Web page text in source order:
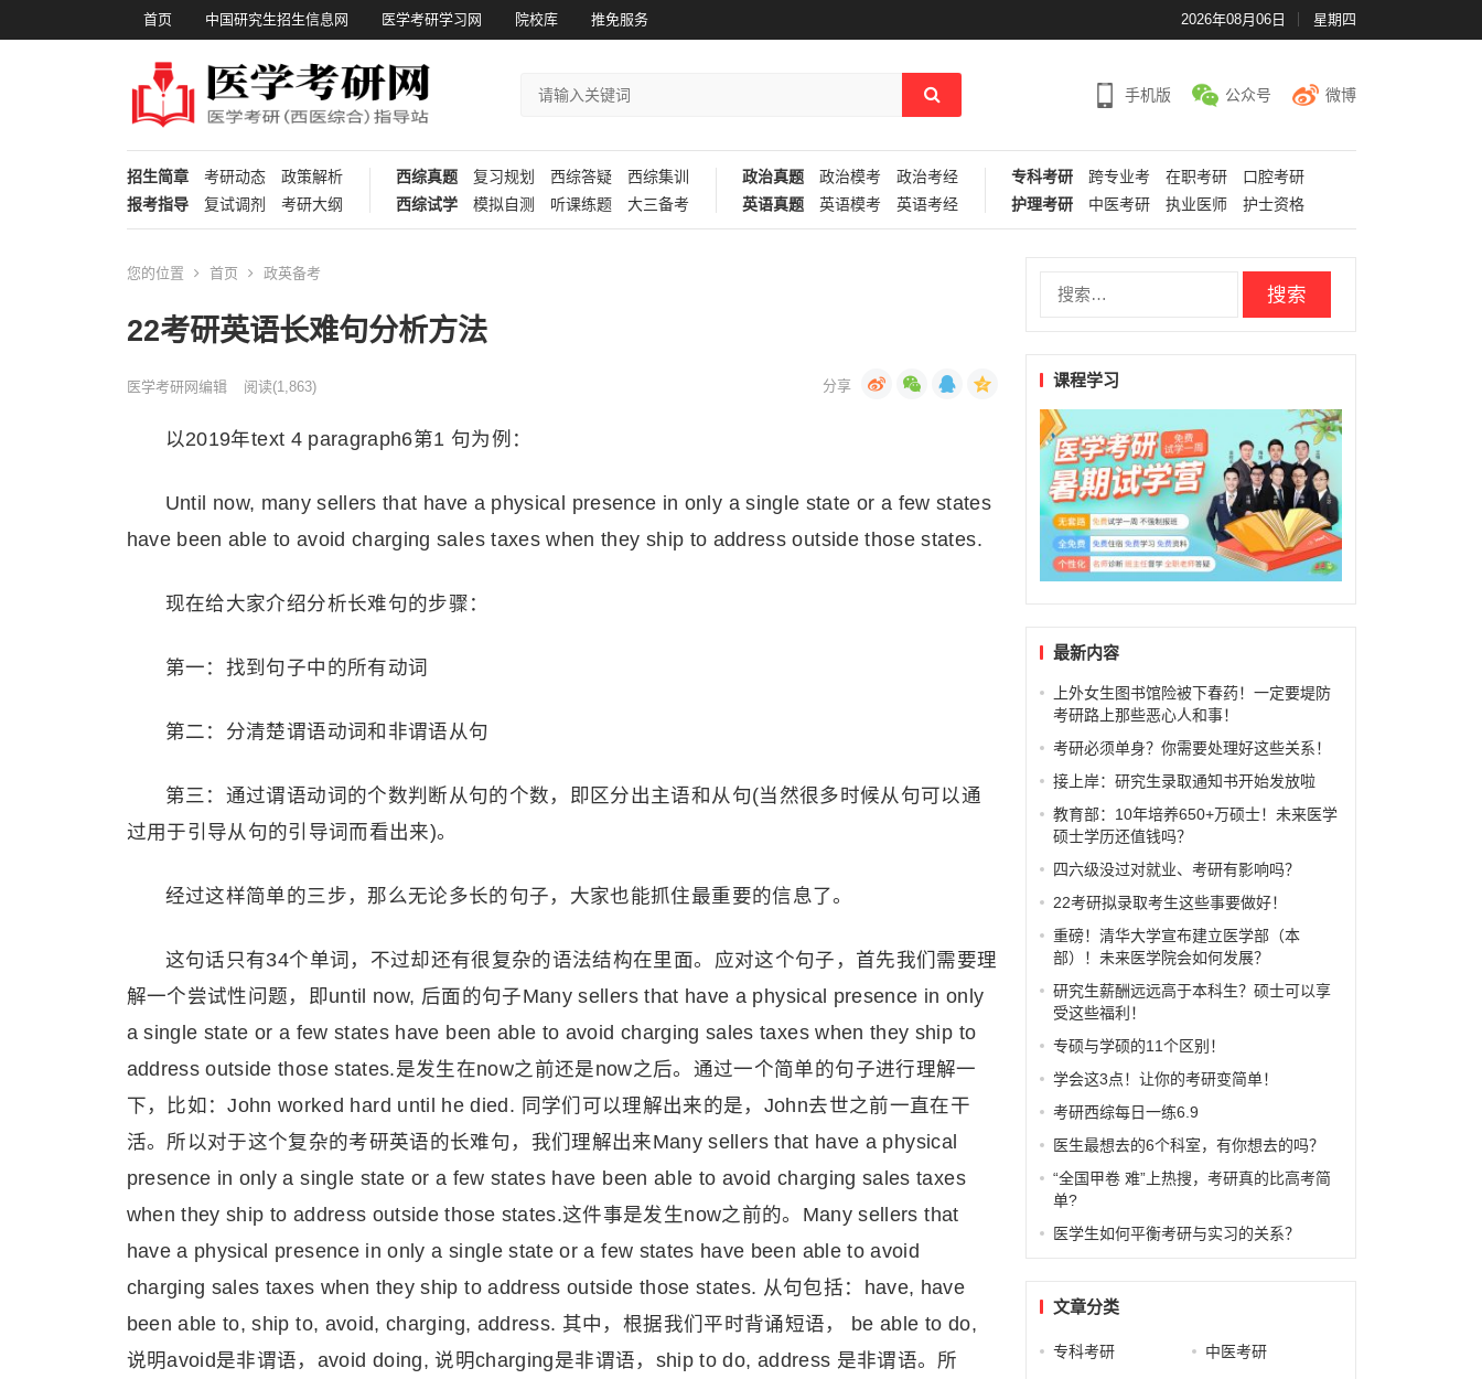
首页 中国研究生招生信息网 医学考研学习网 院校库 推免服务 2026年08月06日 星期四
手机版 公众号 微博
招生简章 考研动态
政策解析
报考指导
复试调剂 考研大纲
西综真题 复习规划 西综答疑
西综集训
西综试学
模拟自测 听课练题 大三备考
政治真题 政治模考
政治考经
英语真题
英语模考 英语考经
专科考研 跨专业考 在职考研
口腔考研
护理考研
中医考研 执业医师 护士资格
您的位置 首页 政英备考
22考研英语长难句分析方法
医学考研网编辑 阅读(1,863)
以2019年text 4 paragraph6第1 句为例：
Until now, many sellers that have a physical presence in only a single state or a few states
have been able to avoid charging sales taxes when they ship to address outside those states.
现在给大家介绍分析长难句的步骤：
第一：找到句子中的所有动词
第二：分清楚谓语动词和非谓语从句
第三：通过谓语动词的个数判断从句的个数，即区分出主语和从句(当然很多时候从句可以通
过用于引导从句的引导词而看出来)。
经过这样简单的三步，那么无论多长的句子，大家也能抓住最重要的信息了。
这句话只有34个单词，不过却还有很复杂的语法结构在里面。应对这个句子，首先我们需要理
解一个尝试性问题，即until now, 后面的句子Many sellers that have a physical presence in only
a single state or a few states have been able to avoid charging sales taxes when they ship to
address outside those states.是发生在now之前还是now之后。通过一个简单的句子进行理解一
下，比如：John worked hard until he died. 同学们可以理解出来的是，John去世之前一直在干
活。所以对于这个复杂的考研英语的长难句，我们理解出来Many sellers that have a physical
presence in only a single state or a few states have been able to avoid charging sales taxes
when they ship to address outside those states.这件事是发生now之前的。Many sellers that
have a physical presence in only a single state or a few states have been able to avoid
charging sales taxes when they ship to address outside those states. 从句包括：have, have
been able to, ship to, avoid, charging, address. 其中，根据我们平时背诵短语， be able to do,
说明avoid是非谓语，avoid doing, 说明charging是非谓语，ship to do, address 是非谓语。所
课程学习
最新内容
上外女生图书馆险被下春药！一定要堤防
考研路上那些恶心人和事！
考研必须单身？你需要处理好这些关系！
接上岸：研究生录取通知书开始发放啦
教育部：10年培养650+万硕士！未来医学
硕士学历还值钱吗？
四六级没过对就业、考研有影响吗？
22考研拟录取考生这些事要做好！
重磅！清华大学宣布建立医学部（本
部）！未来医学院会如何发展？
研究生薪酬远远高于本科生？硕士可以享
受这些福利！
专硕与学硕的11个区别！
学会这3点！让你的考研变简单！
考研西综每日一练6.9
医生最想去的6个科室，有你想去的吗？
“全国甲卷 难”上热搜，考研真的比高考简
单?
医学生如何平衡考研与实习的关系？
文章分类
专科考研 中医考研